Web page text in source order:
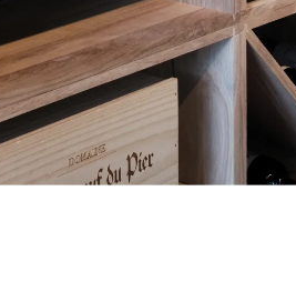
web francés. Desde allí, nuestro
que nuestra oficina de París no